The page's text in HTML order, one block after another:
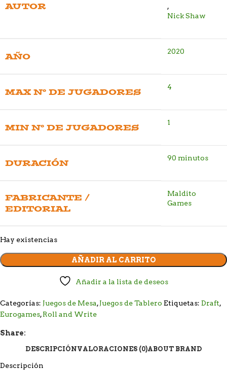
AUTOR
,
Nick Shaw
AÑO 2020
MAX Nº DE JUGADORES 4
MIN Nº DE JUGADORES 1
DURACIÓN 90 minutos
FABRICANTE /
EDITORIAL
Maldito
Games
Hay existencias
AÑADIR AL CARRITO
Añadir a la lista de deseos
Categorías: Juegos de Mesa,Juegos de Tablero Etiquetas: Draft,
Eurogames,Roll and Write
Share:
DESCRIPCIÓNVALORACIONES (0)ABOUT BRAND
Descripción